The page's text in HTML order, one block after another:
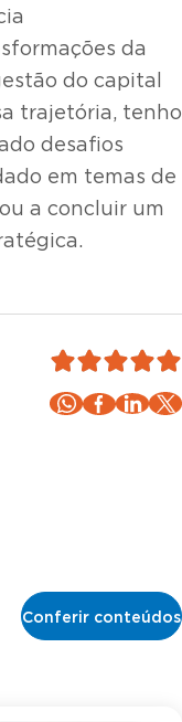
da
do capital
trajetória, tenho
desafios
em temas de
a concluir um
Conferir conteúdos